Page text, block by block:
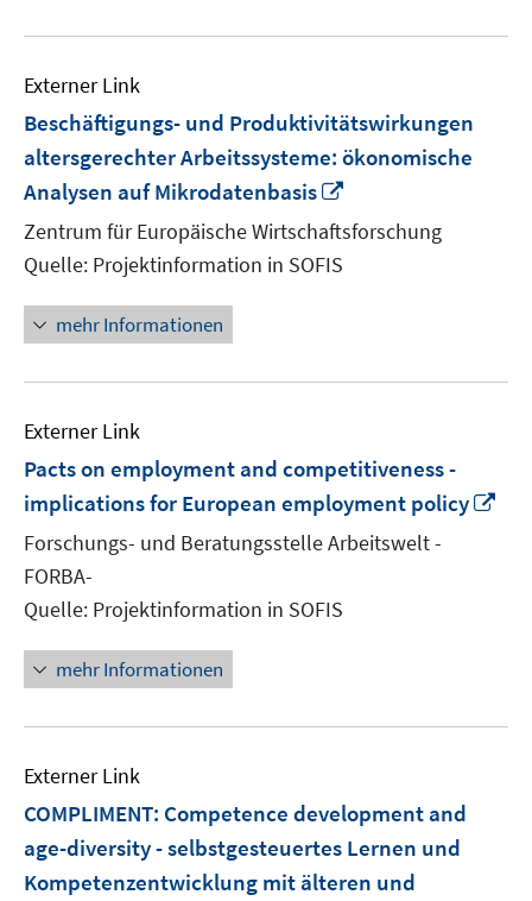
Externer Link
Beschäftigungs- und Produktivitätswirkungen
altersgerechter Arbeitssysteme: ökonomische
Analysen auf Mikrodatenbasis
neuem
Fenster
Zentrum für Europäische Wirtschaftsforschung
Quelle: Projektinformation in SOFIS
mehr Informationen
Externer Link
Pacts on employment and competitiveness -
implications for European employment policy
Forschungs- und Beratungsstelle Arbeitswelt -
FORBA-
Quelle: Projektinformation in SOFIS
mehr Informationen
Externer Link
COMPLIMENT: Competence development and
age-diversity - selbstgesteuertes Lernen und
Kompetenzentwicklung mit älteren und